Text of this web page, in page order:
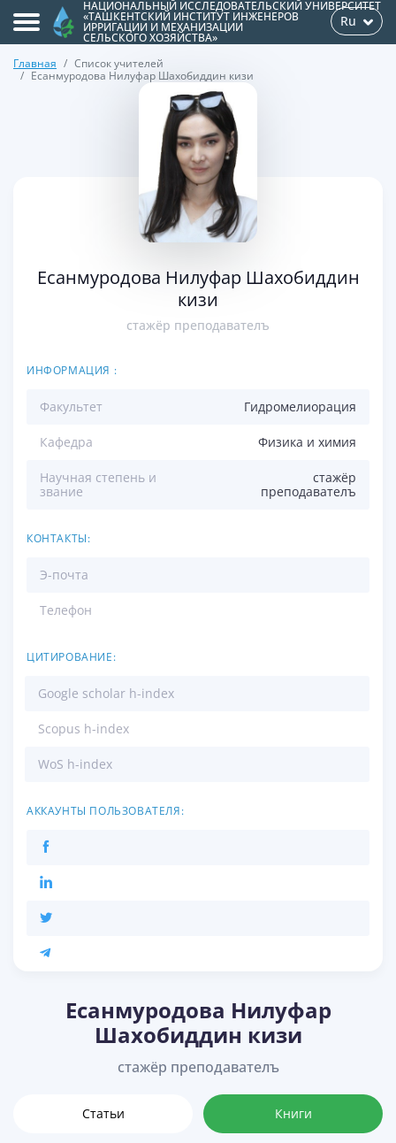
НАЦИОНАЛЬНЫЙ ИССЛЕДОВАТЕЛЬСКИЙ УНИВЕРСИТЕТ
«ТАШКЕНТСКИЙ ИНСТИТУТ ИНЖЕНЕРОВ
ИРРИГАЦИИ И МЕХАНИЗАЦИИ
СЕЛЬСКОГО ХОЗЯЙСТВА»
Ru
Главная
Список учителей
Есанмуродова Нилуфар Шахобиддин кизи
Есанмуродова Нилуфар Шахобиддин
кизи
стажёр преподавателъ
ИНФОРМАЦИЯ :
Факультет Гидромелиорация
Кафедра Физика и химия
Научная степень и
звание
стажёр
преподавателъ
КОНТАКТЫ:
Э-почта
Телефон
ЦИТИРОВАНИЕ:
Google scholar h-index
Scopus h-index
WoS h-index
АККАУНТЫ ПОЛЬЗОВАТЕЛЯ:
Есанмуродова Нилуфар
Шахобиддин кизи
стажёр преподавателъ
Статьи Книги